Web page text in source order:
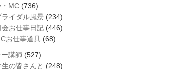
・MC(736)
ライダル風景(234)
会お仕事日記(446)
お仕事道具(68)
ー講師 (527)
生の皆さんと (248)